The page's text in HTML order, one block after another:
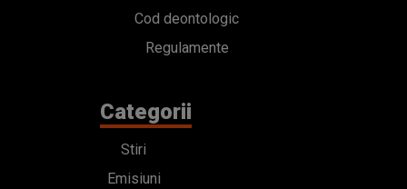
Cod deontologic
Regulamente
Categorii
Stiri
Emisiuni